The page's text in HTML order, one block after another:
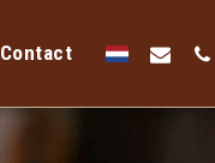
Contact